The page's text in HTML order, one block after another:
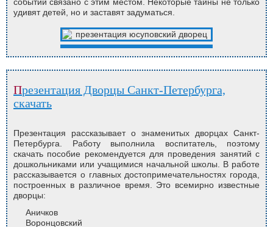
событий связано с этим местом. Некоторые тайны не только
удивят детей, но и заставят задуматься.
Презентация Дворцы Санкт-Петербурга,
скачать
Презентация рассказывает о знаменитых дворцах Санкт-
Петербурга. Работу выполнила воспитатель, поэтому
скачать пособие рекомендуется для проведения занятий с
дошкольниками или учащимися начальной школы. В работе
рассказывается о главных достопримечательностях города,
построенных в различное время. Это всемирно известные
дворцы:
Аничков
Воронцовский